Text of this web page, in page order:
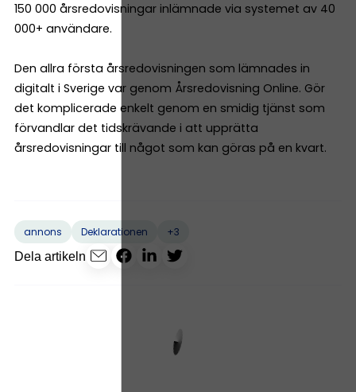
150 000 årsredovisningar inlämnade via systemet av 40
000+ användare.
Den allra första årsredovisningen som lämnades in
digitalt i Sverige var genom Årsredovisning Online. Gör
det komplicerade enkelt genom en smidig tjänst som
förvandlar det tidskrävande i att upprätta
årsredovisningar till något som kan göras på en kvart.
annons Deklarationen
+3
Dela artikeln